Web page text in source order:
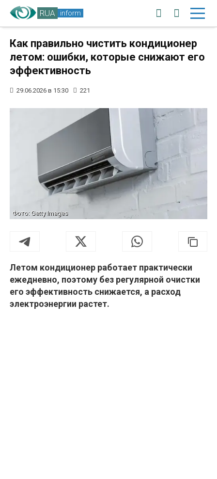
RUA inform
Как правильно чистить кондиционер
летом: ошибки, которые снижают его
эффективность
29.06.2026 в 15:30 221
Фото: Getty Images
Летом кондиционер работает практически
ежедневно, поэтому без регулярной очистки
его эффективность снижается, а расход
электроэнергии растет.